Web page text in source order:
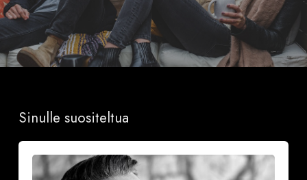
Sinulle suositeltua